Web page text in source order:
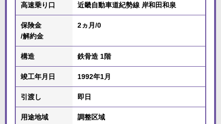
高速乗り口 近畿自動車道紀勢線 岸和田和泉
保険金
/解約金
2ヵ月/0
構造 鉄骨造 1階
竣工年月日 1992年1月
引渡し 即日
用途地域 調整区域